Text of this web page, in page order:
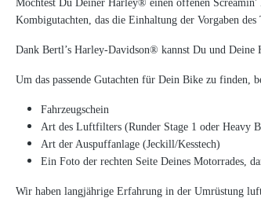
Möchtest Du Deiner Harley® einen offenen
Kombigutachten, das die Einhaltung der Vorgaben
Dank Bertl’s Harley-Davidson® kannst Du und Deine
Um das passende Gutachten für Dein Bike zu finden,
Fahrzeugschein
Art des Luftfilters (Runder Stage 1 oder Heavy
Art der Auspuffanlage (Jeckill/Kesstech)
Ein Foto der rechten Seite Deines Motorrades,
Wir haben langjährige Erfahrung in der Umrüstung